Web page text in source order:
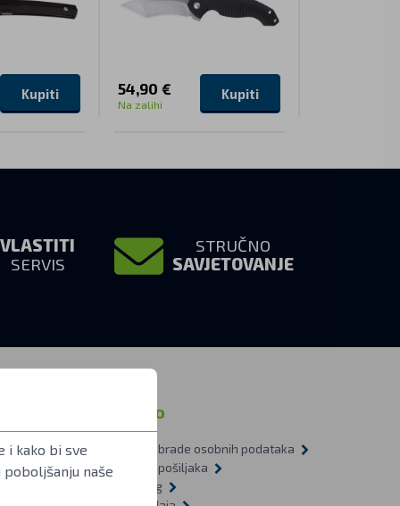
Kupiti 54,90 €
Na zalihi
Kupiti
VLASTITI
SERVIS
STRUČNO
SAVJETOVANJE
pitanja
Ostalo
Načela obrade osobnih podataka
Dostava pošiljaka
Recycling
i kako bi sve
naše